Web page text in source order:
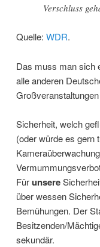
Verschluss
Quelle: WDR.
Das muss man sich
alle anderen
Sicherheit, welch
(oder würde es gern
Fürunsere
über wessen
Bemühungen. Der
Besitzenden/
sekundär.